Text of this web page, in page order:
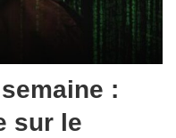
:
sur le